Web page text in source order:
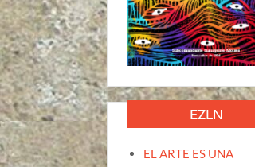
EZLN
EL ARTE ES UNA